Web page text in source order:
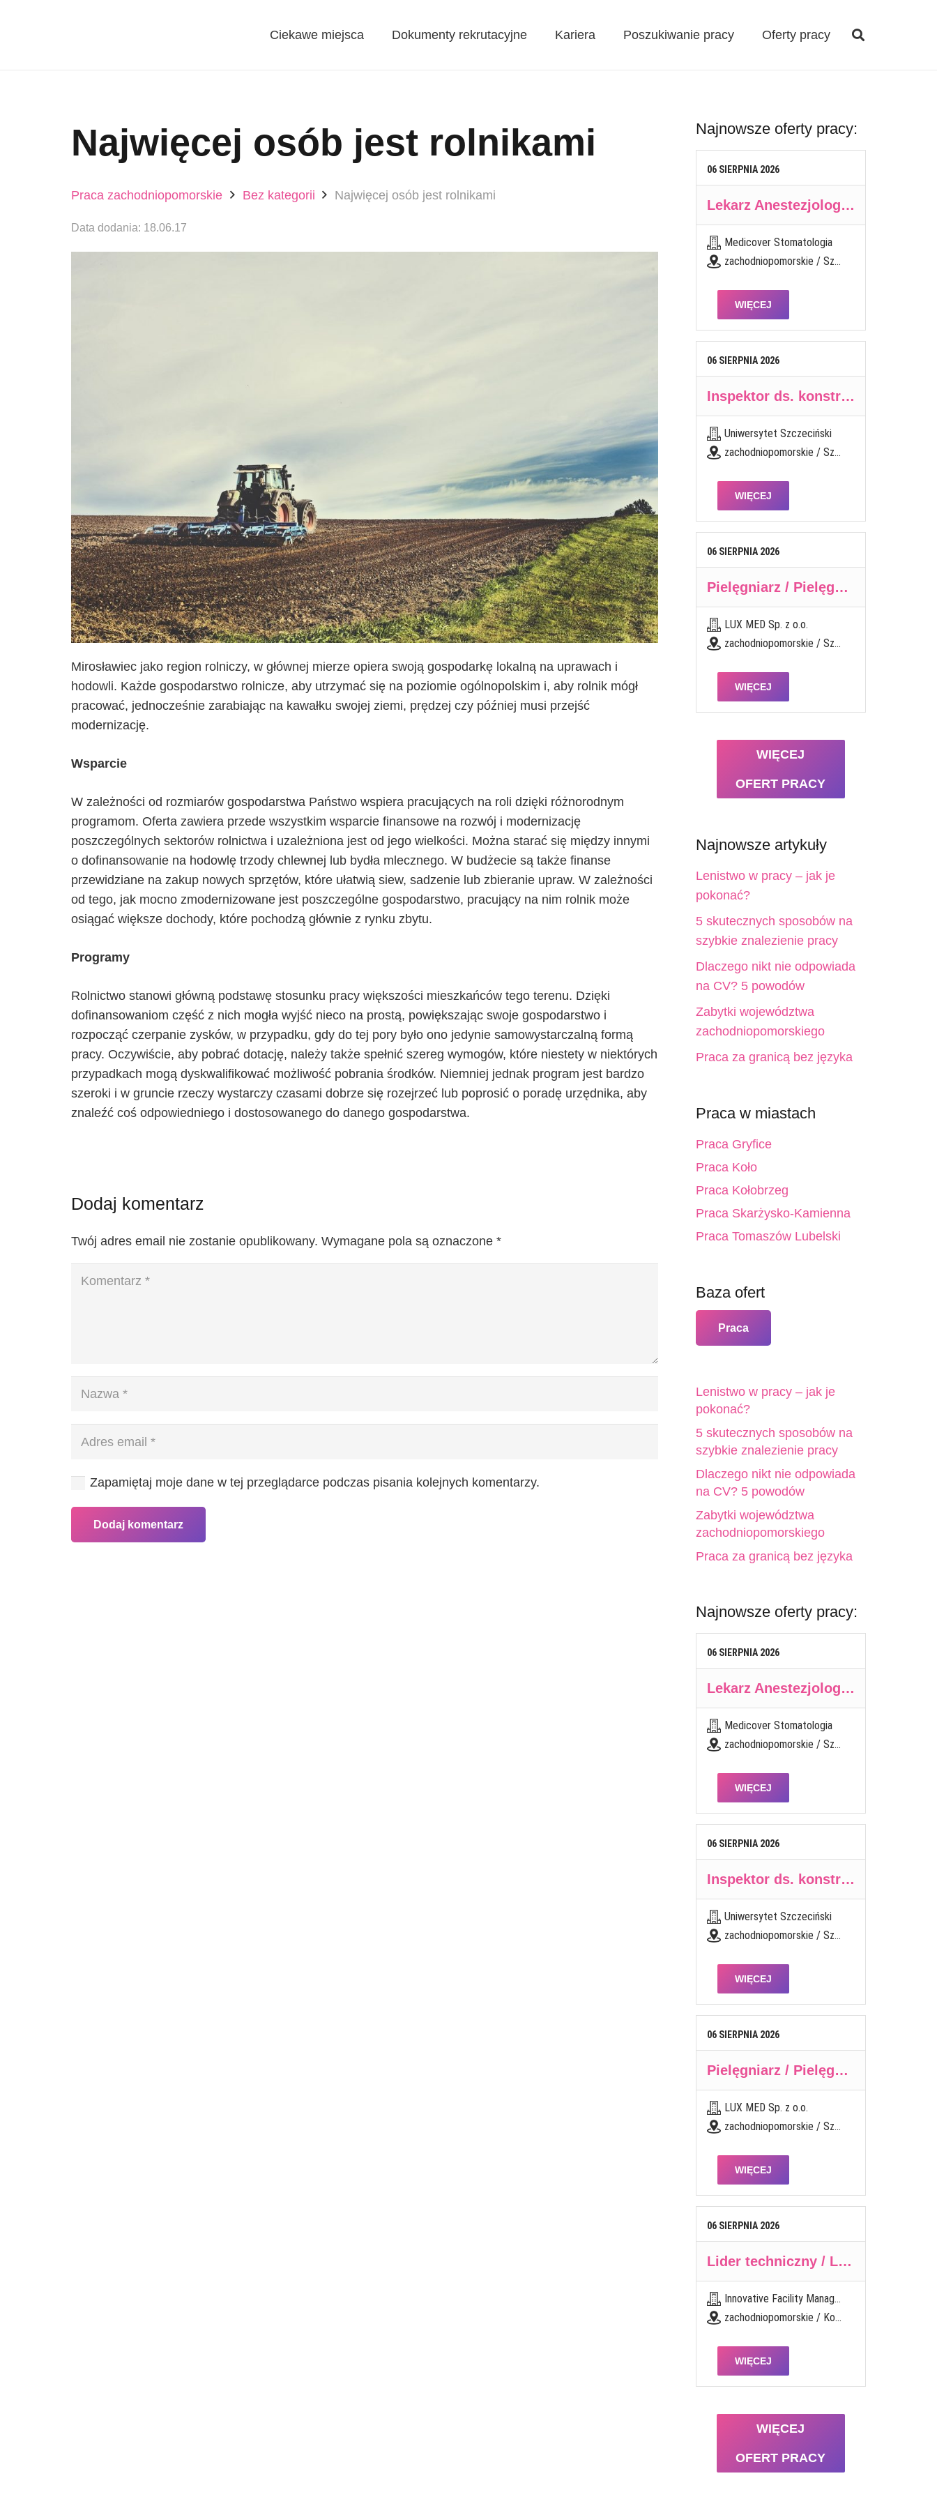
Ciekawe miejsca Dokumenty rekrutacyjne Kariera Poszukiwanie pracy Oferty pracy
Najwięcej osób jest rolnikami
Praca zachodniopomorskie Bez kategorii Najwięcej osób jest rolnikami
Data dodania: 18.06.17
Mirosławiec jako region rolniczy, w głównej mierze opiera swoją gospodarkę lokalną na uprawach i
hodowli. Każde gospodarstwo rolnicze, aby utrzymać się na poziomie ogólnopolskim i, aby rolnik mógł
pracować, jednocześnie zarabiając na kawałku swojej ziemi, prędzej czy później musi przejść
modernizację.
Wsparcie
W zależności od rozmiarów gospodarstwa Państwo wspiera pracujących na roli dzięki różnorodnym
programom. Oferta zawiera przede wszystkim wsparcie finansowe na rozwój i modernizację
poszczególnych sektorów rolnictwa i uzależniona jest od jego wielkości. Można starać się między innymi
o dofinansowanie na hodowlę trzody chlewnej lub bydła mlecznego. W budżecie są także finanse
przewidziane na zakup nowych sprzętów, które ułatwią siew, sadzenie lub zbieranie upraw. W zależności
od tego, jak mocno zmodernizowane jest poszczególne gospodarstwo, pracujący na nim rolnik może
osiągać większe dochody, które pochodzą głównie z rynku zbytu.
Programy
Rolnictwo stanowi główną podstawę stosunku pracy większości mieszkańców tego terenu. Dzięki
dofinansowaniom część z nich mogła wyjść nieco na prostą, powiększając swoje gospodarstwo i
rozpocząć czerpanie zysków, w przypadku, gdy do tej pory było ono jedynie samowystarczalną formą
pracy. Oczywiście, aby pobrać dotację, należy także spełnić szereg wymogów, które niestety w niektórych
przypadkach mogą dyskwalifikować możliwość pobrania środków. Niemniej jednak program jest bardzo
szeroki i w gruncie rzeczy wystarczy czasami dobrze się rozejrzeć lub poprosić o poradę urzędnika, aby
znaleźć coś odpowiedniego i dostosowanego do danego gospodarstwa.
Dodaj komentarz
Twój adres email nie zostanie opublikowany. Wymagane pola są oznaczone *
Zapamiętaj moje dane w tej przeglądarce podczas pisania kolejnych komentarzy.
Dodaj komentarz
Najnowsze oferty pracy:
06 SIERPNIA 2026
Lekarz Anestezjolog / Lekarka Anestezjolożka
Medicover Stomatologia
zachodniopomorskie / Szczecin, pl. Brama Portowa 1
WIĘCEJ
06 SIERPNIA 2026
Inspektor ds. konstrukcyjno- budowlanych w Dziale Inwestycyjno-Technicznym
Uniwersytet Szczeciński
zachodniopomorskie / Szczecin
WIĘCEJ
06 SIERPNIA 2026
Pielęgniarz / Pielęgniarka Środowiskowo-Rodzinna
LUX MED Sp. z o.o.
zachodniopomorskie / Szczecin, ul. Mickiewicza 128A
WIĘCEJ
WIĘCEJ
OFERT PRACY
Najnowsze artykuły
Lenistwo w pracy – jak je
pokonać?
5 skutecznych sposobów na
szybkie znalezienie pracy
Dlaczego nikt nie odpowiada
na CV? 5 powodów
Zabytki województwa
zachodniopomorskiego
Praca za granicą bez języka
Praca w miastach
Praca Gryfice
Praca Koło
Praca Kołobrzeg
Praca Skarżysko-Kamienna
Praca Tomaszów Lubelski
Baza ofert
Praca
Lenistwo w pracy – jak je
pokonać?
5 skutecznych sposobów na
szybkie znalezienie pracy
Dlaczego nikt nie odpowiada
na CV? 5 powodów
Zabytki województwa
zachodniopomorskiego
Praca za granicą bez języka
Najnowsze oferty pracy:
06 SIERPNIA 2026
Lekarz Anestezjolog / Lekarka Anestezjolożka
Medicover Stomatologia
zachodniopomorskie / Szczecin, pl. Brama Portowa 1
WIĘCEJ
06 SIERPNIA 2026
Inspektor ds. konstrukcyjno- budowlanych w Dziale Inwestycyjno-Technicznym
Uniwersytet Szczeciński
zachodniopomorskie / Szczecin
WIĘCEJ
06 SIERPNIA 2026
Pielęgniarz / Pielęgniarka Środowiskowo-Rodzinna
LUX MED Sp. z o.o.
zachodniopomorskie / Szczecin, ul. Mickiewicza 128A
WIĘCEJ
06 SIERPNIA 2026
Lider techniczny / Liderka techniczna
Innovative Facility Management Polska Sp. z o. o.
zachodniopomorskie / Koszalin
WIĘCEJ
WIĘCEJ
OFERT PRACY